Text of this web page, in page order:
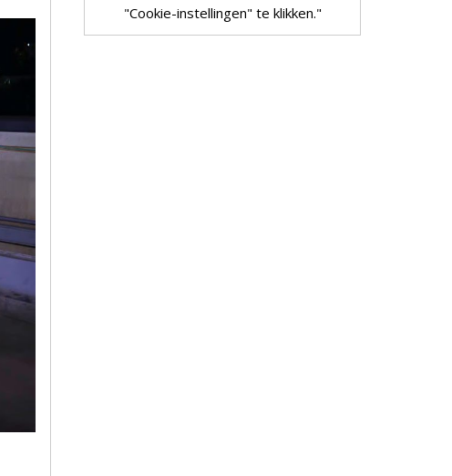
"Cookie-instellingen" te klikken."